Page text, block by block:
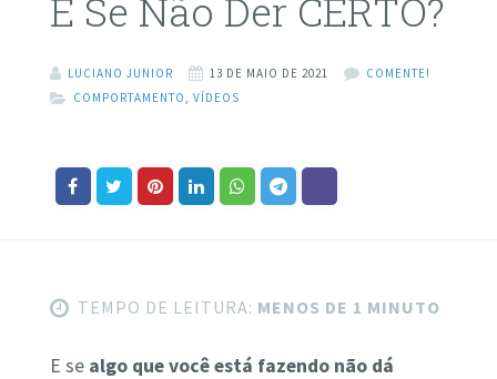
E Se Não Der CERTO?
LUCIANO JUNIOR 13 DE MAIO DE 2021
COMENTE!
COMPORTAMENTO
VÍDEOS
TEMPO DE LEITURA: MENOS DE 1 MINUTO
E se algo que você está fazendo não dá